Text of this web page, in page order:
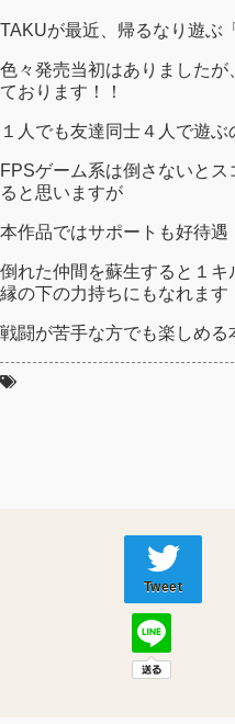
TAKUが最近、帰るなり遊ぶ
色々発売当初はありました
ております！！
１人でも友達同士４人で遊ぶ
FPSゲーム系は倒さないと
ると思いますが
本作品ではサポートも好待遇
倒れた仲間を蘇生すると１
縁の下の力持ちにもなれます
戦闘が苦手な方でも楽しめる
Tweet